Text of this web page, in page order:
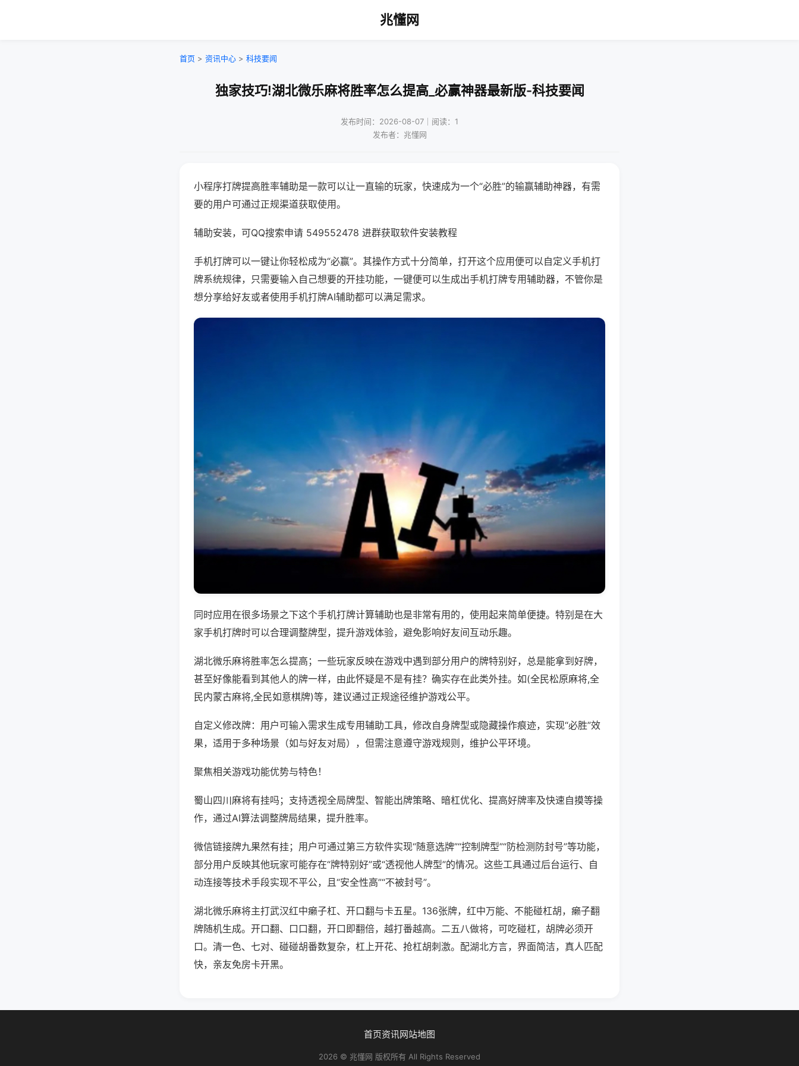
兆懂网
首页 > 资讯中心 > 科技要闻
独家技巧!湖北微乐麻将胜率怎么提高_必赢神器最新版-科技要闻
发布时间：2026-08-07｜阅读：1
发布者：兆懂网
小程序打牌提高胜率辅助是一款可以让一直输的玩家，快速成为一个“必胜”的输赢辅助神器，有需
要的用户可通过正规渠道获取使用。
辅助安装，可QQ搜索申请 549552478 进群获取软件安装教程
手机打牌可以一键让你轻松成为“必赢”。其操作方式十分简单，打开这个应用便可以自定义手机打
牌系统规律，只需要输入自己想要的开挂功能，一键便可以生成出手机打牌专用辅助器，不管你是
想分享给好友或者使用手机打牌AI辅助都可以满足需求。
同时应用在很多场景之下这个手机打牌计算辅助也是非常有用的，使用起来简单便捷。特别是在大
家手机打牌时可以合理调整牌型，提升游戏体验，避免影响好友间互动乐趣。
湖北微乐麻将胜率怎么提高；一些玩家反映在游戏中遇到部分用户的牌特别好，总是能拿到好牌，
甚至好像能看到其他人的牌一样，由此怀疑是不是有挂？确实存在此类外挂。如(全民松原麻将,全
民内蒙古麻将,全民如意棋牌)等，建议通过正规途径维护游戏公平。
自定义修改牌：用户可输入需求生成专用辅助工具，修改自身牌型或隐藏操作痕迹，实现“必胜”效
果，适用于多种场景（如与好友对局），但需注意遵守游戏规则，维护公平环境。
聚焦相关游戏功能优势与特色！
蜀山四川麻将有挂吗；支持透视全局牌型、智能出牌策略、暗杠优化、提高好牌率及快速自摸等操
作，通过AI算法调整牌局结果，提升胜率。
微信链接牌九果然有挂；用户可通过第三方软件实现“随意选牌”“控制牌型”“防检测防封号”等功能，
部分用户反映其他玩家可能存在“牌特别好”或“透视他人牌型”的情况。这些工具通过后台运行、自
动连接等技术手段实现不平公，且“安全性高”“不被封号”。
湖北微乐麻将主打武汉红中癞子杠、开口翻与卡五星。136张牌，红中万能、不能碰杠胡，癞子翻
牌随机生成。开口翻、口口翻，开口即翻倍，越打番越高。二五八做将，可吃碰杠，胡牌必须开
口。清一色、七对、碰碰胡番数复杂，杠上开花、抢杠胡刺激。配湖北方言，界面简洁，真人匹配
快，亲友免房卡开黑。
首页资讯网站地图
2026 © 兆懂网 版权所有 All Rights Reserved